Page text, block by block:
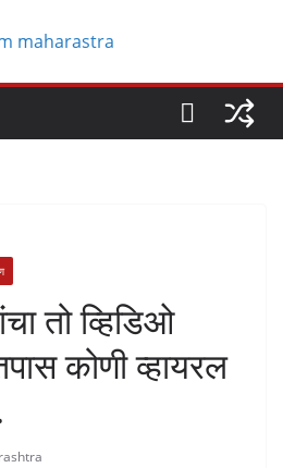
तो व्हिडिओ
कोणी व्हायरल